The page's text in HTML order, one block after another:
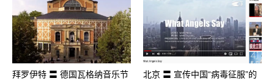
拜罗伊特 〓 德国瓦格纳音乐节
北京 〓 宣传中国“病毒征服”的